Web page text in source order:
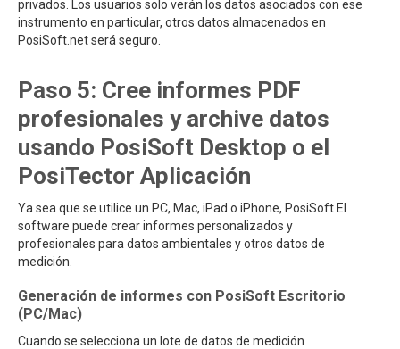
privados. Los usuarios solo verán los datos asociados con ese
instrumento en particular, otros datos almacenados en
PosiSoft.net será seguro.
Paso 5: Cree informes PDF
profesionales y archive datos
usando PosiSoft Desktop o el
PosiTector Aplicación
Ya sea que se utilice un PC, Mac, iPad o iPhone, PosiSoft El
software puede crear informes personalizados y
profesionales para datos ambientales y otros datos de
medición.
Generación de informes con PosiSoft Escritorio
(PC/Mac)
Cuando se selecciona un lote de datos de medición